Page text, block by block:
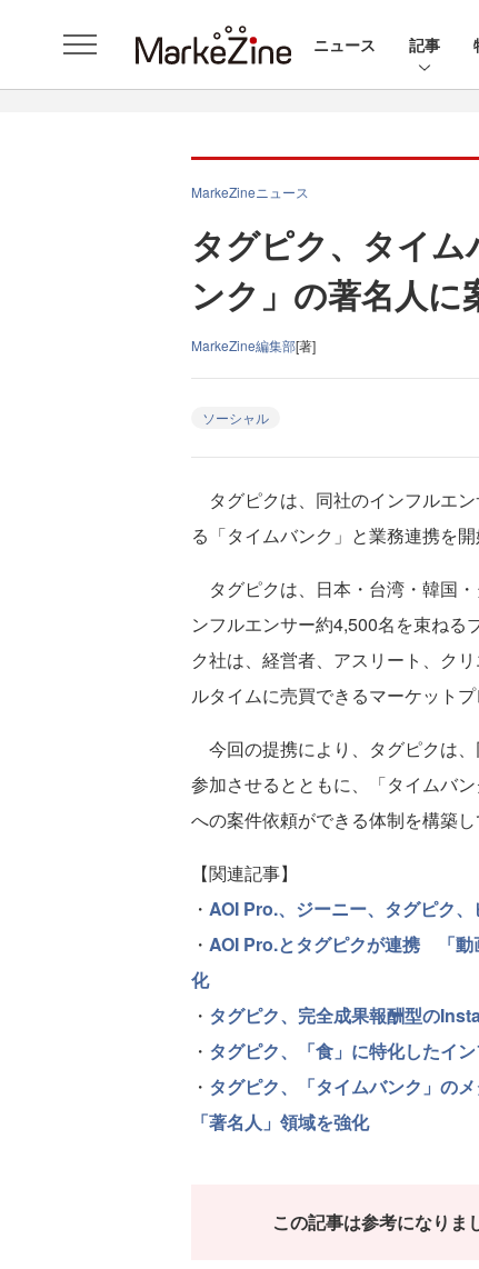
ニュース 記事
MarkeZineニュース
タグピク、タイ
ンク」の著名人
MarkeZine編集部[著]
ソーシャル
タグピクは、同社のインフルエ
る「タイムバンク」と業務連携を開
タグピクは、日本・台湾・韓国
ンフルエンサー約4,500名を束ねる
ク社は、経営者、アスリート、ク
ルタイムに売買できるマーケット
今回の提携により、タグピクは
参加させるとともに、「タイムバ
への案件依頼ができる体制を構築し
【関連記事】
・ AOI Pro.、ジーニー、タグピク
・ AOI Pro.とタグピクが連携 「動
化
・ タグピク、完全成果報酬型の
・ タグピク、「食」に特化したイ
・ タグピク、「タイムバンク」の
「著名人」領域を強化
この記事は参考になりま